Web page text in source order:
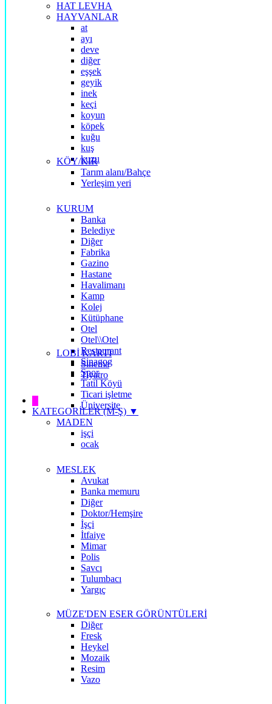
HAT LEVHA
HAYVANLAR
at
ayı
deve
diğer
eşşek
geyik
inek
keçi
koyun
köpek
kuğu
kuş
kuzu
KÖY/KIR
Tarım alanı/Bahçe
Yerleşim yeri
KURUM
Banka
Belediye
Diğer
Fabrika
Gazino
Hastane
Havalimanı
Kamp
Kolej
Kütüphane
Otel
Otel\\Otel
Restaurant
Sinagog
Spor
Tatil Köyü
Ticari işletme
Üniversite
LOBİ KARTI
Sinema
Tiyatro
KATEGORİLER (M-Ş) ▼
MADEN
işçi
ocak
MESLEK
Avukat
Banka memuru
Diğer
Doktor/Hemşire
İşçi
İtfaiye
Mimar
Polis
Savcı
Tulumbacı
Yargıç
MÜZE'DEN ESER GÖRÜNTÜLERİ
Diğer
Fresk
Heykel
Mozaik
Resim
Vazo